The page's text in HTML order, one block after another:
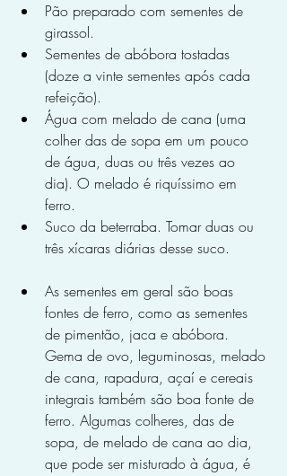
Pão preparado com sementes de
girassol.
Sementes de abóbora tostadas
(doze a vinte sementes após cada
refeição).
Água com melado de cana (uma
colher das de sopa em um pouco
de água, duas ou três vezes ao
dia). O melado é riquíssimo em
ferro.
Suco da beterraba. Tomar duas ou
três xícaras diárias desse suco.
As sementes em geral são boas
fontes de ferro, como as sementes
de pimentão, jaca e abóbora.
Gema de ovo, leguminosas, melado
de cana, rapadura, açaí e cereais
integrais também são boa fonte de
ferro. Algumas colheres, das de
sopa, de melado de cana ao dia,
que pode ser misturado à água, é